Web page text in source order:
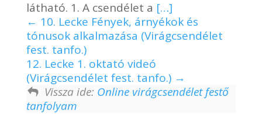
látható. 1. A csendélet a […]
10. Lecke Fények, árnyékok és
tónusok alkalmazása (Virágcsendélet
fest. tanfo.)
12. Lecke 1. oktató videó
(Virágcsendélet fest. tanfo.)
Vissza ide: Online virágcsendélet festő
tanfolyam